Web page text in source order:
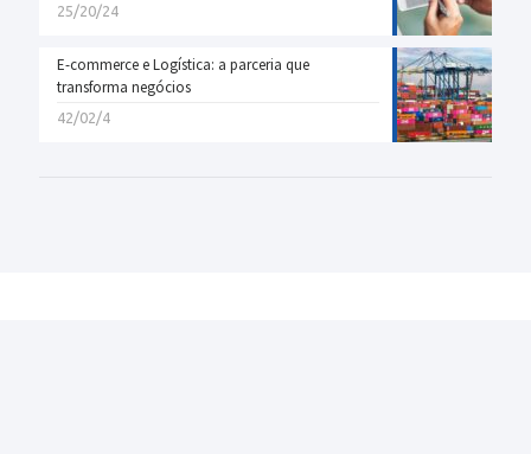
25/20/24
E-commerce e Logística: a parceria que
transforma negócios
42/02/4